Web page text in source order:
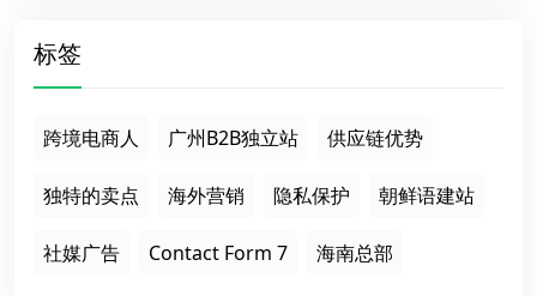
标签
跨境电商人 广州B2B独立站 供应链优势
独特的卖点 海外营销 隐私保护 朝鲜语建站
社媒广告 Contact Form 7 海南总部